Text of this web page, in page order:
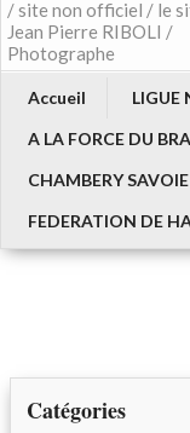
/ site non officiel / le
Jean Pierre RIBOLI /
Photographe
Accueil
LIGUE
A LA FORCE DU
CHAMBERY
FEDERATION DE
Catégories